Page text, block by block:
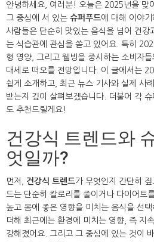
안녕하세요, 여러분! 오늘은 2025년을 맞
그 중심에 서 있는 슈퍼푸드에 대해 이야
사람들은 단순히 맛있는 음식을 넘어 건강
는 식습관에 관심을 쏟고 있어요. 특히
형 영양, 그리고 웰빙을 중시하는 소비자
대세로 떠오를 전망입니다. 이 글에서는
쉽게 소개하고, 최근 뉴스 기사와 실제 사
받는지 깊이 살펴보겠습니다. 더불어 각
도 추천드릴게요!
건강식 트렌드와
엇일까?
먼저, 건강식 트렌드가 무엇인지 간단히
드는 단순히 칼로리를 줄이거나 다이어트
높고 몸에 좋은 영향을 미치는 음식을 선
더해 최근에는 환경에 미치는 영향, 즉 지
강해졌어요. 그리고 그 중심에 있는 것이